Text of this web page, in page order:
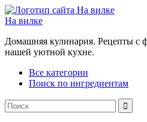
На вилке
Домашняя кулинария. Рецепты с
нашей уютной кухне.
Все категории
Поиск по ингредиентам